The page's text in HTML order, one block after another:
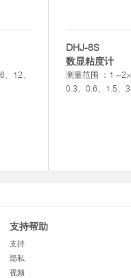
12、
DHJ-8S
数显粘度计
测量范围 ：1
0.3、0.6、1.5、
支持帮助
支持
隐私
视频